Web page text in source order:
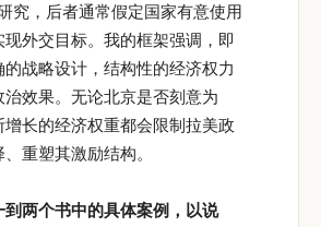
究，后者通常假定国家有意使用
外交目标。我的框架强调，即
战略设计，结构性的经济权力
效果。无论北京是否刻意为
增长的经济权重都会限制拉美政
重塑其激励结构。
两个书中的具体案例，以说